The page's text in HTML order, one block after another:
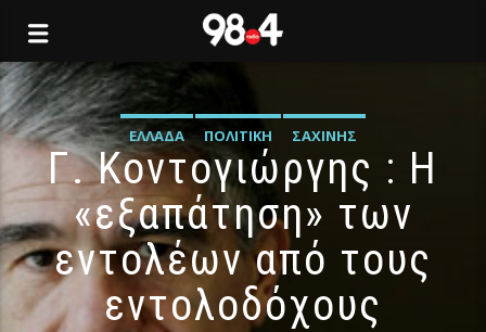
ΕΛΛΆΔΑ ΠΟΛΙΤΙΚΉ ΣΑΧΊΝΗΣ
Γ. Κοντογιώργης : Η
«εξαπάτηση» των
εντολέων από τους
εντολοδόχους